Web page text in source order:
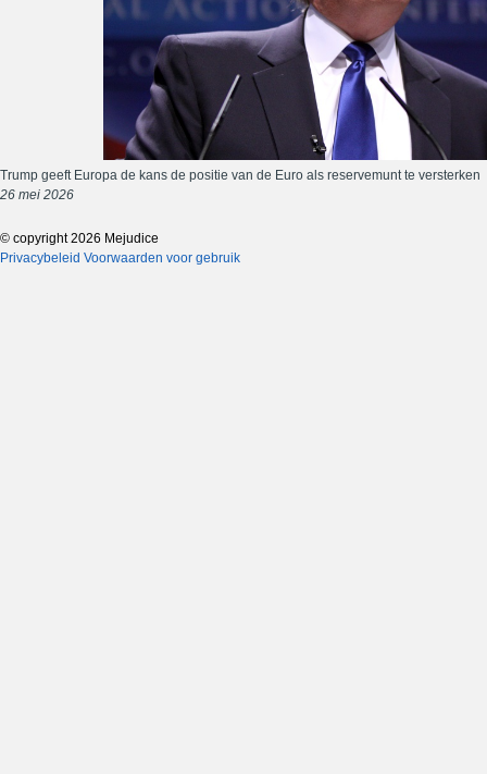
Trump geeft Europa de kans de positie van de Euro als reservemunt te versterken
26 mei 2026
© copyright 2026 Mejudice
Privacybeleid Voorwaarden voor gebruik